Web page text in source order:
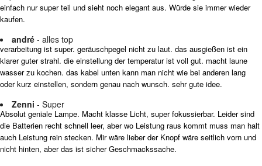
einfach nur super teil und sieht noch elegant aus. Würde sie immer wieder
kaufen.
andré - alles top
verarbeitung ist super. geräuschpegel nicht zu laut. das ausgießen ist ein
klarer guter strahl. die einstellung der temperatur ist voll gut. macht laune
wasser zu kochen. das kabel unten kann man nicht wie bei anderen lang
oder kurz einstellen, sondern genau nach wunsch. sehr gute idee.
Zenni - Super
Absolut geniale Lampe. Macht klasse Licht, super fokussierbar. Leider sind
die Batterien recht schnell leer, aber wo Leistung raus kommt muss man halt
auch Leistung rein stecken. Mir wäre lieber der Knopf wäre seitlich vorn und
nicht hinten, aber das ist sicher Geschmackssache.